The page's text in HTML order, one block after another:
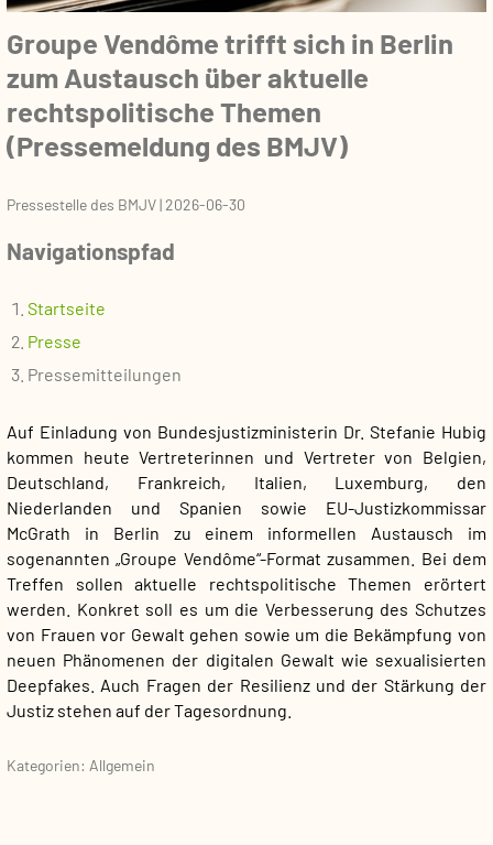
Groupe Vendôme trifft sich in Berlin
zum Austausch über aktuelle
rechtspolitische Themen
(Pressemeldung des BMJV)
Pressestelle des BMJV|2026-06-30
Navigationspfad
Startseite
Presse
Pressemitteilungen
Auf Einladung von Bundesjustizministerin Dr. Stefanie Hubig
kommen heute Vertreterinnen und Vertreter von Belgien,
Deutschland, Frankreich, Italien, Luxemburg, den
Niederlanden und Spanien sowie EU-Justizkommissar
McGrath in Berlin zu einem informellen Austausch im
sogenannten „Groupe Vendôme“-Format zusammen. Bei dem
Treffen sollen aktuelle rechtspolitische Themen erörtert
werden. Konkret soll es um die Verbesserung des Schutzes
von Frauen vor Gewalt gehen sowie um die Bekämpfung von
neuen Phänomenen der digitalen Gewalt wie sexualisierten
Deepfakes. Auch Fragen der Resilienz und der Stärkung der
Justiz stehen auf der Tagesordnung.
Kategorien: Allgemein